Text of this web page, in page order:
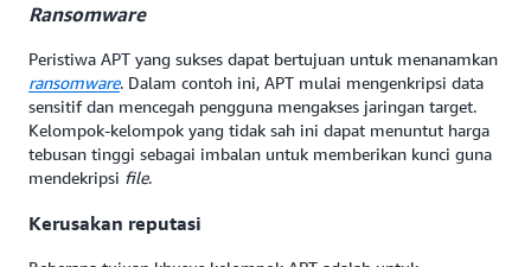
Ransomware
Peristiwa APT yang sukses dapat bertujuan untuk menanamkan
ransomware. Dalam contoh ini, APT mulai mengenkripsi data
sensitif dan mencegah pengguna mengakses jaringan target.
Kelompok-kelompok yang tidak sah ini dapat menuntut harga
tebusan tinggi sebagai imbalan untuk memberikan kunci guna
mendekripsi file.
Kerusakan reputasi